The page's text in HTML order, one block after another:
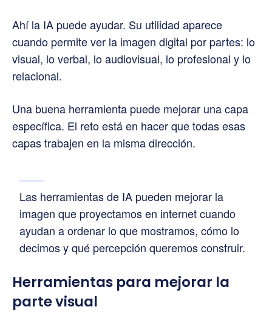
Ahí la IA puede ayudar. Su utilidad aparece
cuando permite ver la imagen digital por partes: lo
visual, lo verbal, lo audiovisual, lo profesional y lo
relacional.
Una buena herramienta puede mejorar una capa
específica. El reto está en hacer que todas esas
capas trabajen en la misma dirección.
Las herramientas de IA pueden mejorar la
imagen que proyectamos en internet cuando
ayudan a ordenar lo que mostramos, cómo lo
decimos y qué percepción queremos construir.
Herramientas para mejorar la
parte visual